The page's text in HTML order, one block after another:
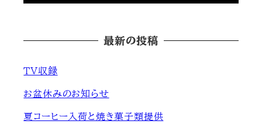
最新の投稿
ＴＶ収録
お盆休みのお知らせ
夏コーヒー入荷と焼き菓子類提供